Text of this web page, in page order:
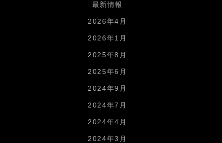
最新情報
2026年4月
2026年1月
2025年8月
2025年6月
2024年9月
2024年7月
2024年4月
2024年3月